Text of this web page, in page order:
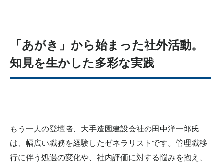
「あがき」から始まった社外活動。
知見を生かした多彩な実践
もう一人の登壇者、大手造園建設会社の田中洋一郎氏
は、幅広い職務を経験したゼネラリストです。管理職移
行に伴う処遇の変化や、社内評価に対する悩みを抱え、